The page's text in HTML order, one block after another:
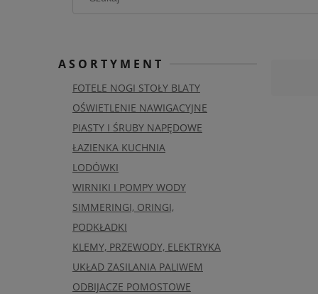
ASORTYMENT
FOTELE NOGI STOŁY BLATY
OŚWIETLENIE NAWIGACYJNE
PIASTY I ŚRUBY NAPĘDOWE
ŁAZIENKA KUCHNIA
LODÓWKI
WIRNIKI I POMPY WODY
SIMMERINGI, ORINGI,
PODKŁADKI
KLEMY, PRZEWODY, ELEKTRYKA
UKŁAD ZASILANIA PALIWEM
ODBIJACZE POMOSTOWE